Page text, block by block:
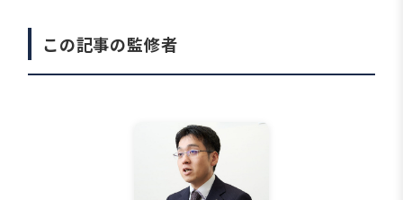
この記事の監修者